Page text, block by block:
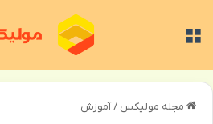
مجله مولیکس /آموزش